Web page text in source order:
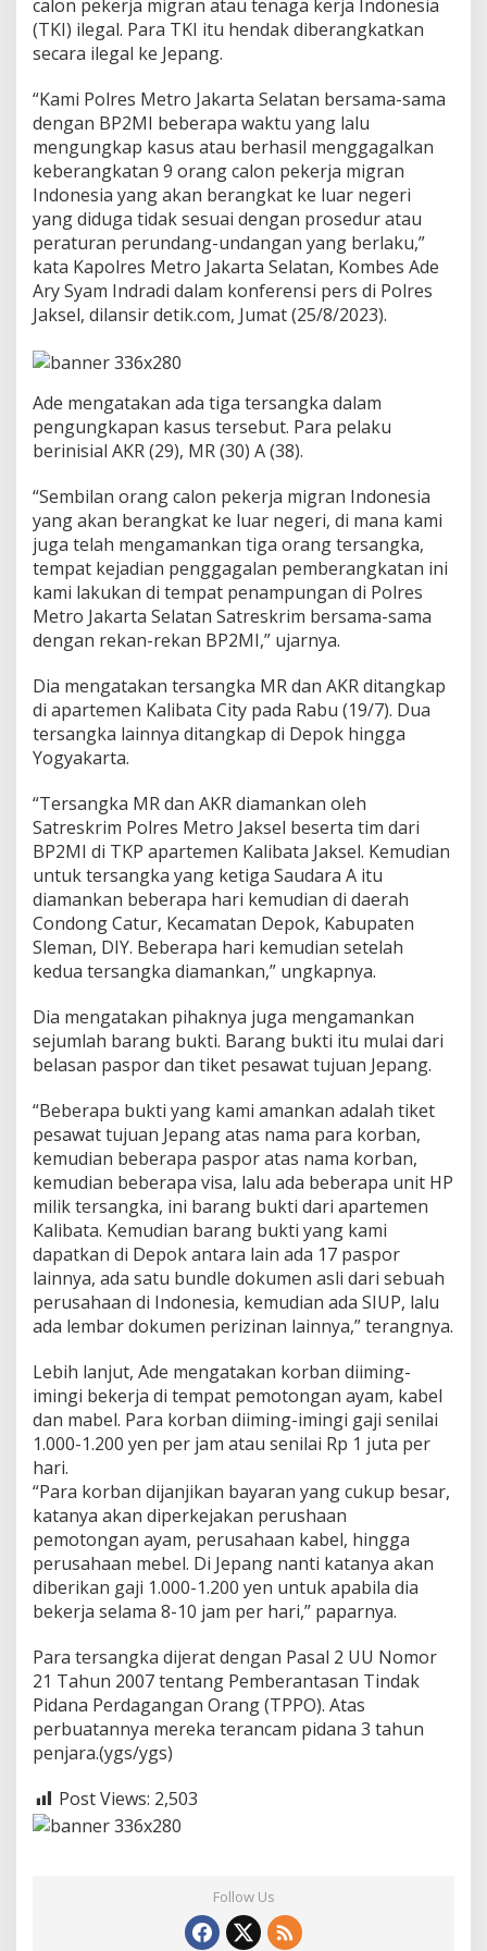
O
r
a
n
T
K
I
i
e
g
a
l
T
u
j
a
J
e
p
a
g
calon pekerja migran atau tenaga kerja Indonesia
(TKI) ilegal. Para TKI itu hendak diberangkatkan
secara ilegal ke Jepang.
“Kami Polres Metro Jakarta Selatan bersama-sama
dengan BP2MI beberapa waktu yang lalu
mengungkap kasus atau berhasil menggagalkan
keberangkatan 9 orang calon pekerja migran
Indonesia yang akan berangkat ke luar negeri
yang diduga tidak sesuai dengan prosedur atau
peraturan perundang-undangan yang berlaku,”
kata Kapolres Metro Jakarta Selatan, Kombes Ade
Ary Syam Indradi dalam konferensi pers di Polres
Jaksel, dilansir detik.com, Jumat (25/8/2023).
Ade mengatakan ada tiga tersangka dalam
pengungkapan kasus tersebut. Para pelaku
berinisial AKR (29), MR (30) A (38).
“Sembilan orang calon pekerja migran Indonesia
yang akan berangkat ke luar negeri, di mana kami
juga telah mengamankan tiga orang tersangka,
tempat kejadian penggagalan pemberangkatan ini
kami lakukan di tempat penampungan di Polres
Metro Jakarta Selatan Satreskrim bersama-sama
dengan rekan-rekan BP2MI,” ujarnya.
Dia mengatakan tersangka MR dan AKR ditangkap
di apartemen Kalibata City pada Rabu (19/7). Dua
tersangka lainnya ditangkap di Depok hingga
Yogyakarta.
“Tersangka MR dan AKR diamankan oleh
Satreskrim Polres Metro Jaksel beserta tim dari
BP2MI di TKP apartemen Kalibata Jaksel. Kemudian
untuk tersangka yang ketiga Saudara A itu
diamankan beberapa hari kemudian di daerah
Condong Catur, Kecamatan Depok, Kabupaten
Sleman, DIY. Beberapa hari kemudian setelah
kedua tersangka diamankan,” ungkapnya.
Dia mengatakan pihaknya juga mengamankan
sejumlah barang bukti. Barang bukti itu mulai dari
belasan paspor dan tiket pesawat tujuan Jepang.
“Beberapa bukti yang kami amankan adalah tiket
pesawat tujuan Jepang atas nama para korban,
kemudian beberapa paspor atas nama korban,
kemudian beberapa visa, lalu ada beberapa unit HP
milik tersangka, ini barang bukti dari apartemen
Kalibata. Kemudian barang bukti yang kami
dapatkan di Depok antara lain ada 17 paspor
lainnya, ada satu bundle dokumen asli dari sebuah
perusahaan di Indonesia, kemudian ada SIUP, lalu
ada lembar dokumen perizinan lainnya,” terangnya.
Lebih lanjut, Ade mengatakan korban diiming-
imingi bekerja di tempat pemotongan ayam, kabel
dan mabel. Para korban diiming-imingi gaji senilai
1.000-1.200 yen per jam atau senilai Rp 1 juta per
hari.
“Para korban dijanjikan bayaran yang cukup besar,
katanya akan diperkejakan perushaan
pemotongan ayam, perusahaan kabel, hingga
perusahaan mebel. Di Jepang nanti katanya akan
diberikan gaji 1.000-1.200 yen untuk apabila dia
bekerja selama 8-10 jam per hari,” paparnya.
Para tersangka dijerat dengan Pasal 2 UU Nomor
21 Tahun 2007 tentang Pemberantasan Tindak
Pidana Perdagangan Orang (TPPO). Atas
perbuatannya mereka terancam pidana 3 tahun
penjara.(ygs/ygs)
Post Views: 2,503
Follow Us